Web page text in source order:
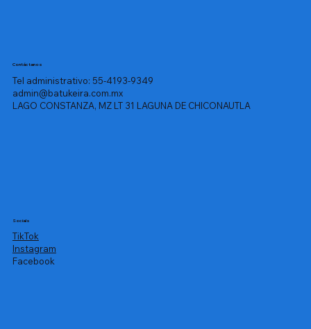
Contáctanos
Tel administrativo: 55-4193-9349
admin@batukeira.com.mx
LAGO CONSTANZA, MZ LT 31 LAGUNA DE CHICONAUTLA
Socials
TikTok
Instagram
Facebook